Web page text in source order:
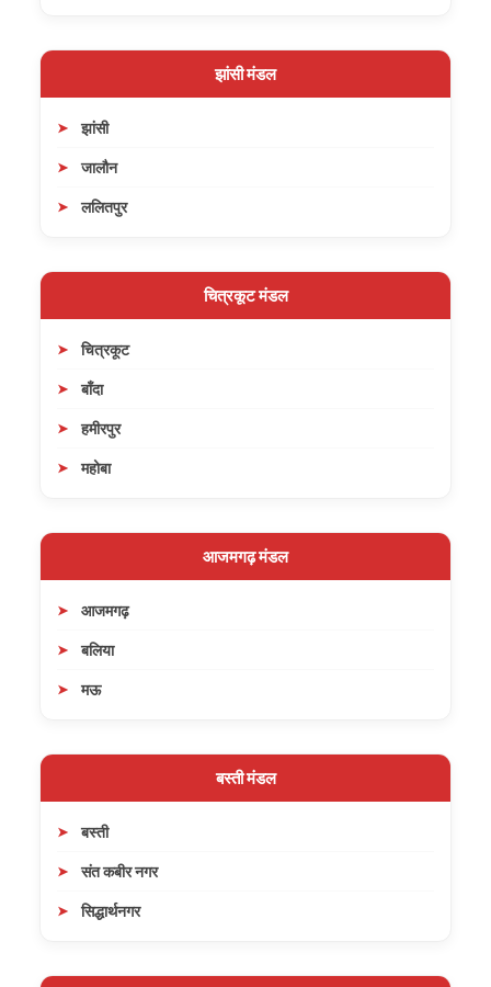
झांसी मंडल
झांसी
जालौन
ललितपुर
चित्रकूट मंडल
चित्रकूट
बाँदा
हमीरपुर
महोबा
आजमगढ़ मंडल
आजमगढ़
बलिया
मऊ
बस्ती मंडल
बस्ती
संत कबीर नगर
सिद्धार्थनगर